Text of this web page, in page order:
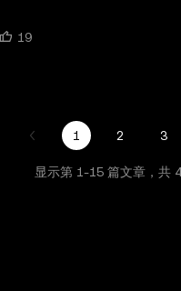
19
1 2 3
显示第 1-15篇文章，共